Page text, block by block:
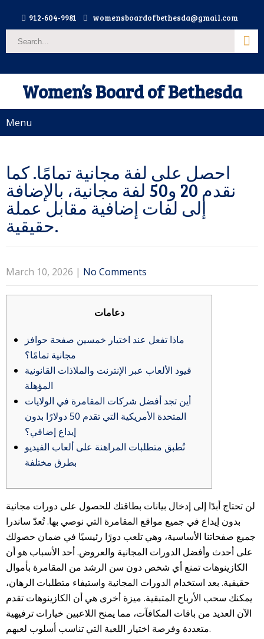
912-604-9981 womensboardofbethesda@gmail.com
Women’s Board of Bethesda
Menu
احصل على لفة مجانية تمامًا. كما
نقدم 20 و50 لفة مجانية، بالإضافة
إلى لفات إضافية مقابل عملة
حقيقية.
March 10, 2026 | No Comments
دعامات
ماذا تفعل عند اختيار خمسين صفحة حوافز
مجانية تمامًا؟
قيود الألعاب عبر الإنترنت والملاذات القانونية
المؤهلة
أين تجد أفضل شركات المقامرة في الولايات
المتحدة الأمريكية التي تقدم 50 دولارًا بدون
إيداع إضافي؟
تُطبق متطلبات المراهنة على ألعاب الفيديو
بطرق مختلفة
لن تحتاج أبدًا إلى إدخال بيانات بطاقتك للحصول على دورات مجانية
بدون إيداع في جميع مواقع المقامرة التي نوصي بها. تُعدّ ساندرا
جميع صفحاتنا الأساسية، وهي تلعب دورًا رئيسيًا في ضمان حصولك
على أحدث وأفضل الدورات المجانية والعروض. أحد الأسباب هو أن
الكازينوهات تمنع أي شخص دون سن الرشد من المقامرة بأموال
حقيقية. بعد استخدام الدورات المجانية واستيفاء متطلبات الرهان،
يمكنك سحب الأرباح المتبقية. ميزة أخرى هي أن الكازينوهات تقدم
الآن العديد من باقات المكافآت، مما يمنح اللاعبين خيارات ترفيهية
متعددة وفرصة اختيار اللعبة التي تناسب أسلوب لعبهم.